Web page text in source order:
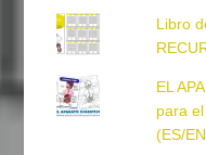
Libro
EL
para
(ES/